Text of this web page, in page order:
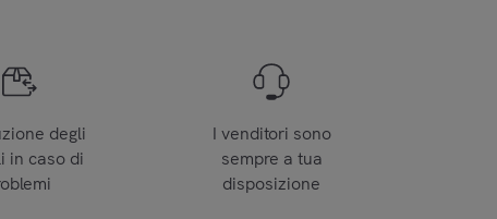
degli
in caso di
I venditori sono
sempre a tua
disposizione